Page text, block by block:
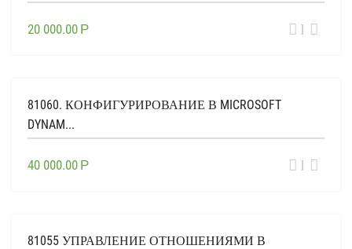
20 000.00 Р
81060. КОНФИГУРИРОВАНИЕ В MICROSOFT
DYNAM...
40 000.00 Р
81055 УПРАВЛЕНИЕ ОТНОШЕНИЯМИ В